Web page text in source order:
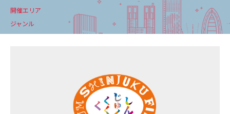
開催エリア
ジャンル